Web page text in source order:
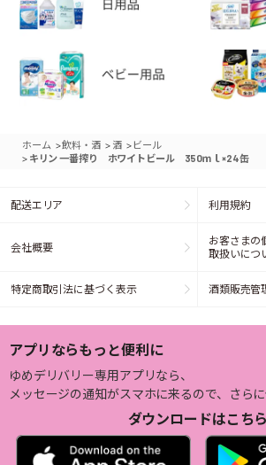
ホーム >飲料・酒 > 酒 > ビール
> キリン 一番搾り ホワイトビール 350ｍｌ×24缶
配送エリア 利用規約
会社概要
お客さまの
取扱いにつ
特定商取引法に基づく表示 酒類販売管
アプリならもっと便利に
ゆめデリバリー専用アプリなら、
メッセージの通知がスマホに来るので、さらに
ダウンロードはこちら